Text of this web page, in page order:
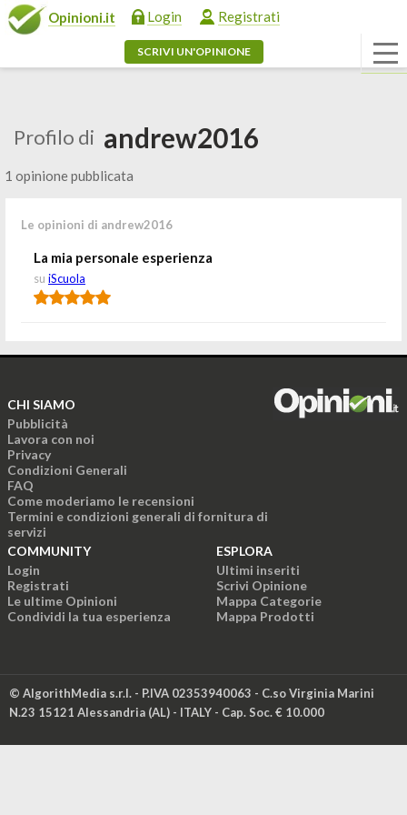
Opinioni.it Login Registrati
SCRIVI UN'OPINIONE
Profilo di andrew2016
1 opinione pubblicata
Le opinioni di andrew2016
La mia personale esperienza
su iScuola
CHI SIAMO
Pubblicità
Lavora con noi
Privacy
Condizioni Generali
FAQ
Come moderiamo le recensioni
Termini e condizioni generali di fornitura di
servizi
COMMUNITY
Login
Registrati
Le ultime Opinioni
Condividi la tua esperienza
ESPLORA
Ultimi inseriti
Scrivi Opinione
Mappa Categorie
Mappa Prodotti
© AlgorithMedia s.r.l. - P.IVA 02353940063 - C.so Virginia Marini
N.23 15121 Alessandria (AL) - ITALY - Cap. Soc. € 10.000